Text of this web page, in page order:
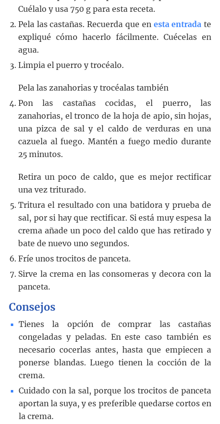
Cuélalo y usa 750 g para esta receta.
Pela las castañas. Recuerda que en esta entrada te
expliqué cómo hacerlo fácilmente. Cuécelas en
agua.
Limpia el puerro y trocéalo.
Pela las zanahorias y trocéalas también
Pon las castañas cocidas, el puerro, las
zanahorias, el tronco de la hoja de apio, sin hojas,
una pizca de sal y el caldo de verduras en una
cazuela al fuego. Mantén a fuego medio durante
25 minutos.
Retira un poco de caldo, que es mejor rectificar
una vez triturado.
Tritura el resultado con una batidora y prueba de
sal, por si hay que rectificar. Si está muy espesa la
crema añade un poco del caldo que has retirado y
bate de nuevo uno segundos.
Fríe unos trocitos de panceta.
Sirve la crema en las consomeras y decora con la
panceta.
Consejos
Tienes la opción de comprar las castañas
congeladas y peladas. En este caso también es
necesario cocerlas antes, hasta que empiecen a
ponerse blandas. Luego tienen la cocción de la
crema.
Cuidado con la sal, porque los trocitos de panceta
aportan la suya, y es preferible quedarse cortos en
la crema.